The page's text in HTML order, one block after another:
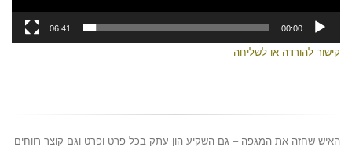
00:00
06:41
קישור להורדה או לשליחה
האיש שחזה את המגפה – גם השקיע הון עתק בכל פרט ופרט וגם קוצר רווחים